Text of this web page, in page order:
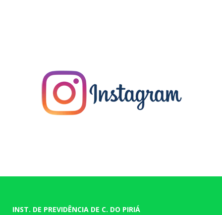
INST. DE PREVIDÊNCIA DE C. DO PIRIÁ